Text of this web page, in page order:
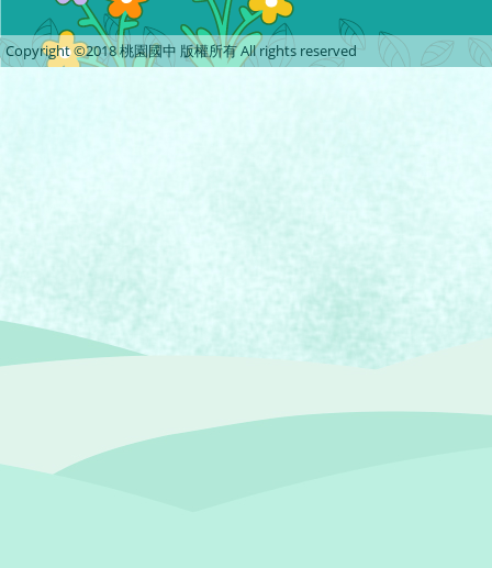
Copyright ©2018 桃園國中 版權所有 All rights reserved